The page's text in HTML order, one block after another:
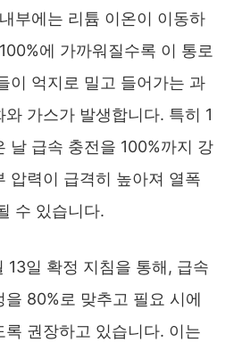
부에는 리튬 이온이 이동하
에 가까워질수록 이 통로
이 억지로 밀고 들어가는 과
가스가 발생합니다. 특히 1
날 급속 충전을 100%까지 강
압력이 급격히 높아져 열폭
수 있습니다.
13일 확정 지침을 통해, 급속
을 80%로 맞추고 필요 시에
록 권장하고 있습니다. 이는